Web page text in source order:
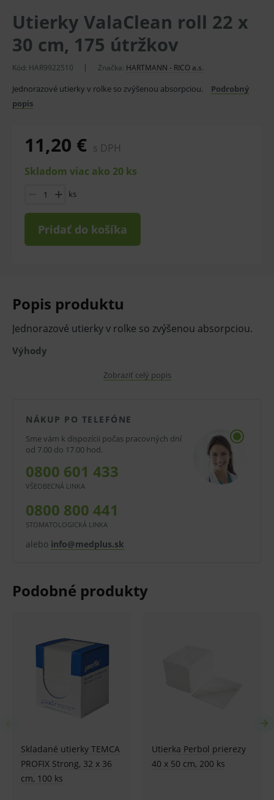
Utierky ValaClean roll 22 x
30 cm, 175 útržkov
Kód: HAR9922510 Značka: HARTMANN - RICO a.s.
Jednorazové utierky v rolke so zvýšenou absorpciou.
Podrobný
popis
11,20 € s DPH
Skladom viac ako 20 ks
ks
Pridať do košíka
Popis produktu
Jednorazové utierky v rolke so zvýšenou absorpciou.
Výhody
veľmi dobre nasiakavé
ekonomické balenie
Fungovanie utierok
Netkaná textília má veľmi dobrú nasiakavosť
a vysokú absorpčnú kapacitu, preto je vhodné
vyžaduje rýchle a šetrné osušenie rúk pre
Použitie
predovšetkým v ordináciách a v zdravotníckych
zariadeniach pre osušenie rúk. Využitie nájdu tiež v
priestoroch s potrebou časté dezinfekcia povrchov.
Spôsob použitia
umiestnite rolku do zásobníka
odmotajte potrebné množstvo a použite
podľa potreby
Zobraziť celý popis
NÁKUP PO TELEFÓNE
Sme vám k dispozícii počas pracovných dní
od 7.00 do 17.00 hod.
0800 601 433
VŠEOBECNÁ LINKA
0800 800 441
STOMATOLOGICKÁ LINKA
alebo info@medplus.sk